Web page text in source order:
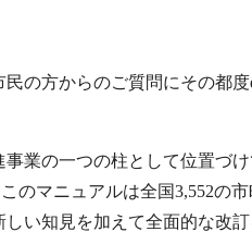
の方からのご質問にその都
業の一つの柱として位置づ
のマニュアルは全国3,552の
い知見を加えて全面的な改訂